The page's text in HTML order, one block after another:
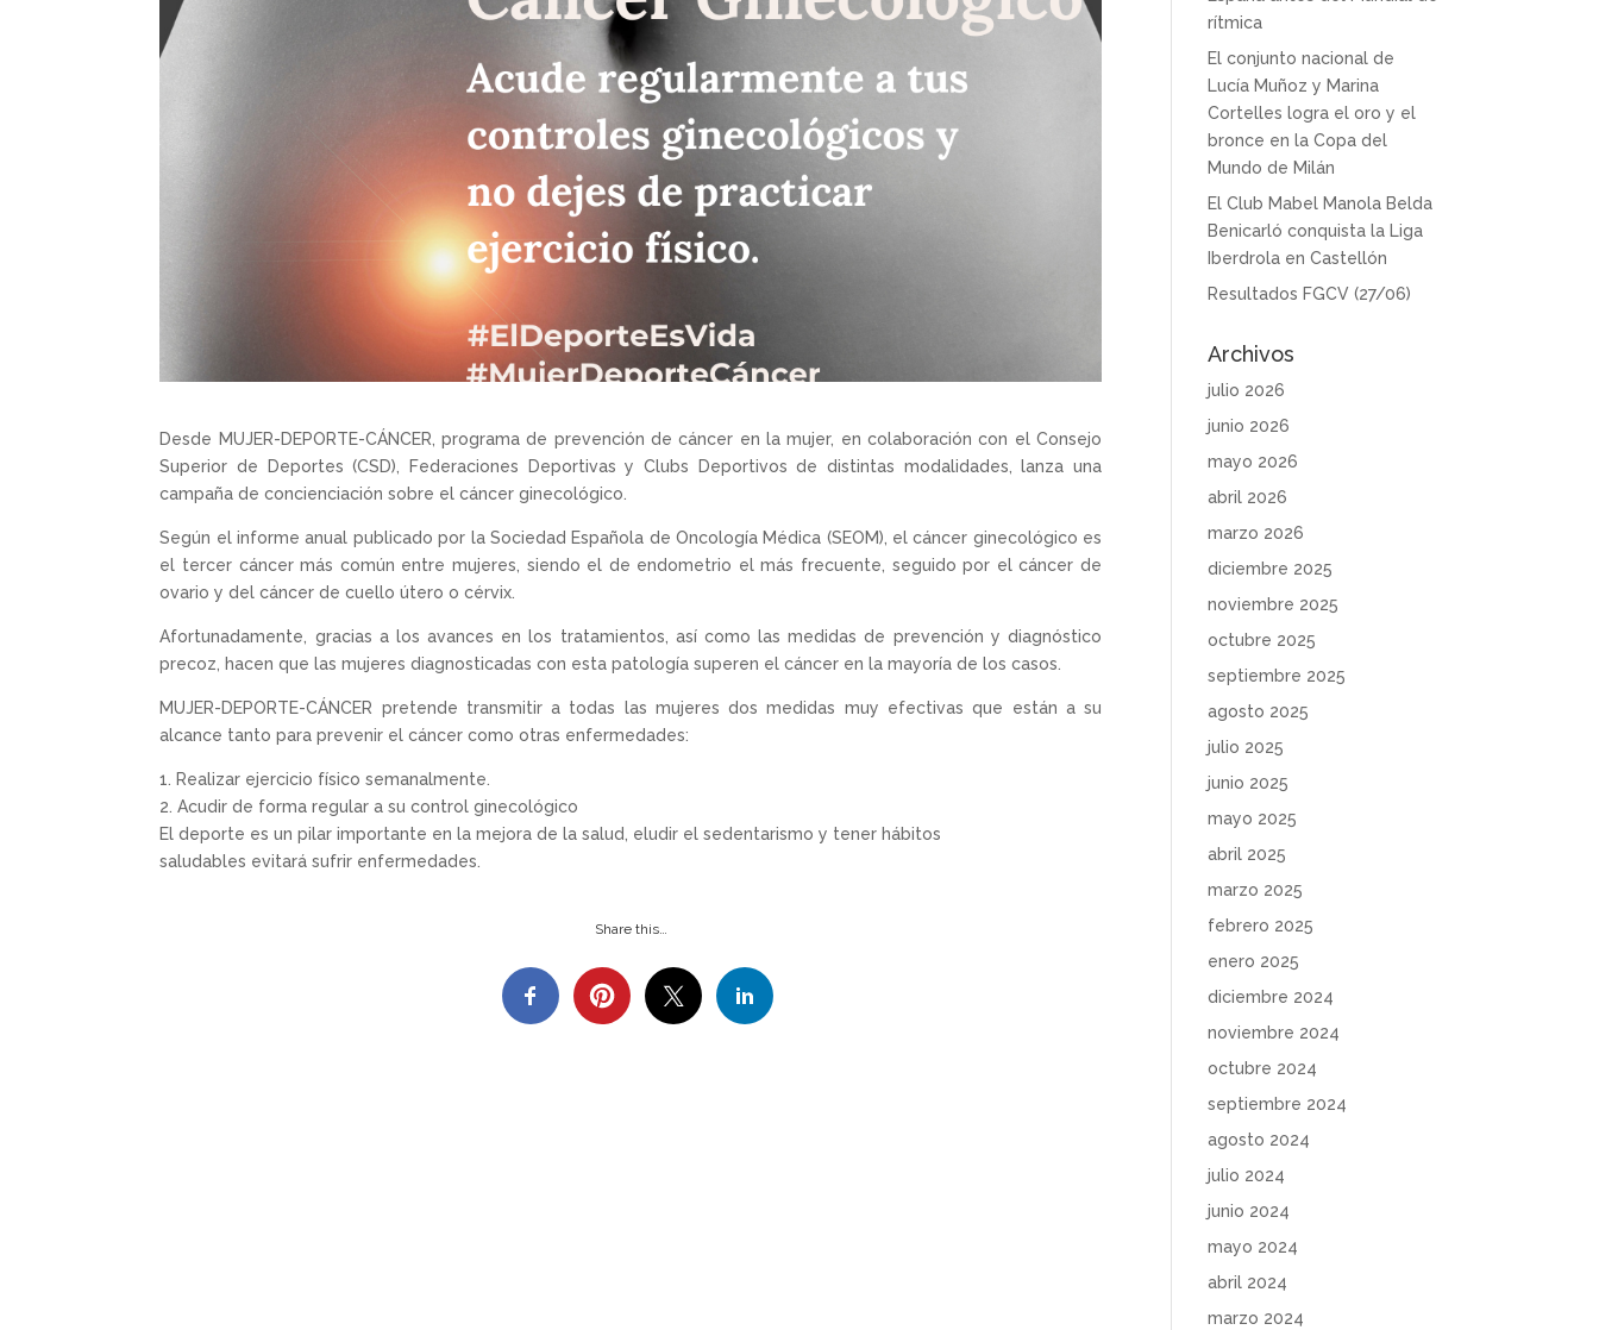
Desde MUJER-DEPORTE-CÁNCER, programa de prevención de cáncer en la mujer, en colaboración con el Consejo
Superior de Deportes (CSD), Federaciones Deportivas y Clubs Deportivos de distintas modalidades, lanza una
campaña de concienciación sobre el cáncer ginecológico.
Según el informe anual publicado por la Sociedad Española de Oncología Médica (SEOM), el cáncer ginecológico es
el tercer cáncer más común entre mujeres, siendo el de endometrio el más frecuente, seguido por el cáncer de
ovario y del cáncer de cuello útero o cérvix.
Afortunadamente, gracias a los avances en los tratamientos, así como las medidas de prevención y diagnóstico
precoz, hacen que las mujeres diagnosticadas con esta patología superen el cáncer en la mayoría de los casos.
MUJER-DEPORTE-CÁNCER pretende transmitir a todas las mujeres dos medidas muy efectivas que están a su
alcance tanto para prevenir el cáncer como otras enfermedades:
1. Realizar ejercicio físico semanalmente.
2. Acudir de forma regular a su control ginecológico
El deporte es un pilar importante en la mejora de la salud, eludir el sedentarismo y tener hábitos
saludables evitará sufrir enfermedades.
Share this…
rítmica
El conjunto nacional de
Lucía Muñoz y Marina
Cortelles logra el oro y el
bronce en la Copa del
Mundo de Milán
El Club Mabel Manola Belda
Benicarló conquista la Liga
Iberdrola en Castellón
Resultados FGCV (27/06)
Archivos
julio 2026
junio 2026
mayo 2026
abril 2026
marzo 2026
diciembre 2025
noviembre 2025
octubre 2025
septiembre 2025
agosto 2025
julio 2025
junio 2025
mayo 2025
abril 2025
marzo 2025
febrero 2025
enero 2025
diciembre 2024
noviembre 2024
octubre 2024
septiembre 2024
agosto 2024
julio 2024
junio 2024
mayo 2024
abril 2024
marzo 2024